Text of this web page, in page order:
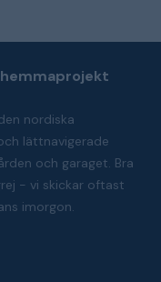
nordiska
lättnavigerade
och garaget. Bra
- vi skickar oftast
imorgon.